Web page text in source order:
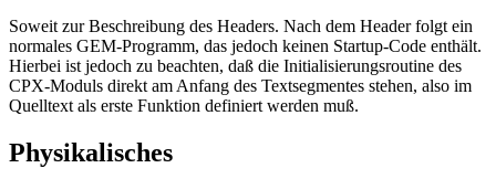
Soweit zur Beschreibung des Headers. Nach dem Header folgt ein
normales GEM-Programm, das jedoch keinen Startup-Code enthält.
Hierbei ist jedoch zu beachten, daß die Initialisierungsroutine des
CPX-Moduls direkt am Anfang des Textsegmentes stehen, also im
Quelltext als erste Funktion definiert werden muß.
Physikalisches